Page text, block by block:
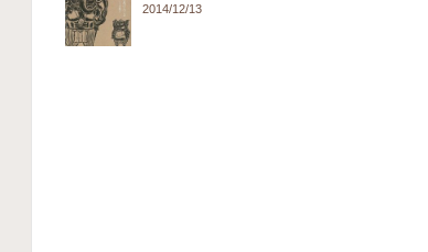
2014/12/13